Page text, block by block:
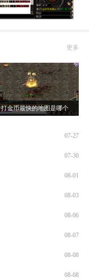
更多
金币最快的地图是哪个
07-27
07-30
08-01
08-03
08-06
08-07
08-08
08-08